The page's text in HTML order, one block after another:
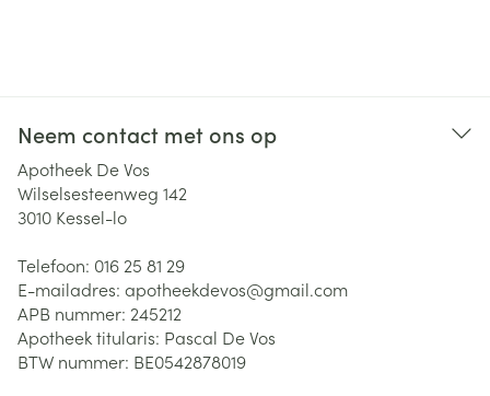
Neem contact met ons op
Apotheek De Vos
Wilselsesteenweg 142
3010 Kessel-lo
Telefoon: 016 25 81 29
E-mailadres: apotheekdevos@gmail.com
APB nummer: 245212
Apotheek titularis: Pascal De Vos
BTW nummer: BE0542878019